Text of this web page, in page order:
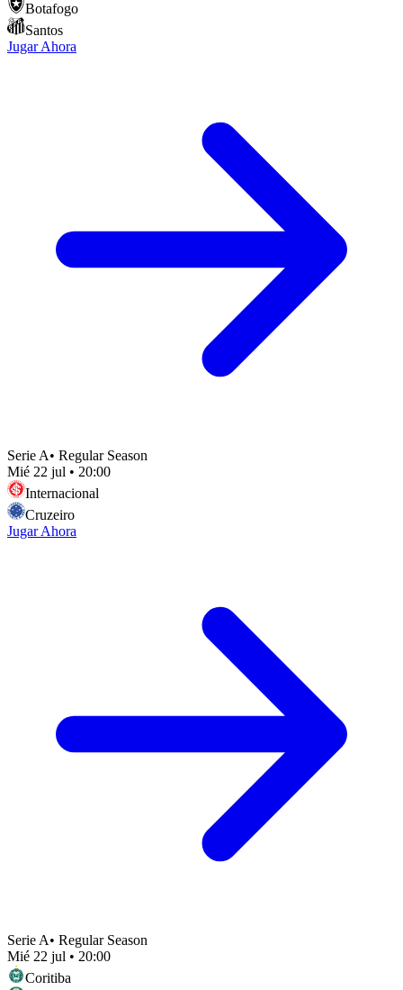
Botafogo
Santos
Jugar Ahora
Serie A• Regular Season
Mié 22 jul • 20:00
Internacional
Cruzeiro
Jugar Ahora
Serie A• Regular Season
Mié 22 jul • 20:00
Coritiba